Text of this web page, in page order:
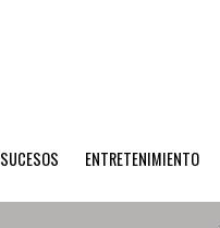
SUCESOS ENTRETENIMIENTO